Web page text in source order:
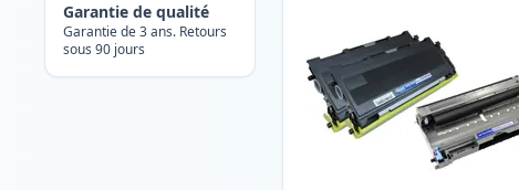
Garantie de qualité
Garantie de 3 ans. Retours
sous 90 jours